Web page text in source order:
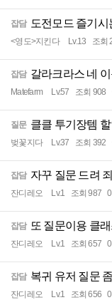
잡담 도전모드 즐기시
<영도>지킨다 Lv.13 조회
잡담 갈라크라스 네 이
Matefarm Lv.57 조회 908
질문 클클 투기장템
벚꽃지다 Lv.37 조회 392
잡담 자꾸 질문 드려
잔디레오 Lv.1 조회 987
잡담 또 질문이용 클
잔디레오 Lv.1 조회 657
잡담 복귀 유저 질문
잔디레오 Lv.1 조회 656